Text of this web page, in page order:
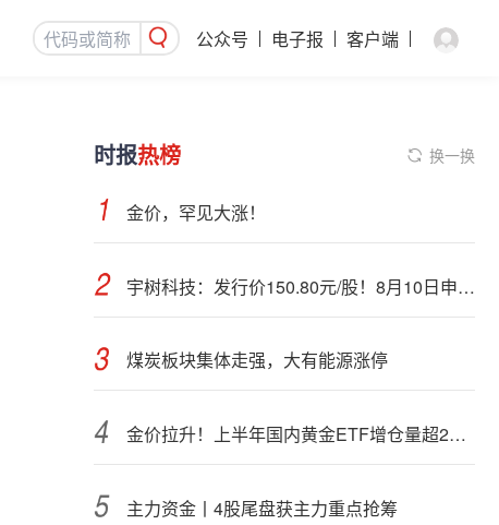
公众号 电子报 客户端
时报热榜 换一换
金价，罕见大涨！
宇树科技：发行价150.80元/股！8月10日申购，DeepSeek参与战略配售
煤炭板块集体走强，大有能源涨停
金价拉升！上半年国内黄金ETF增仓量超28吨
主力资金丨4股尾盘获主力重点抢筹